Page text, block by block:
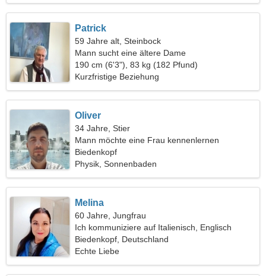
Patrick
59 Jahre alt, Steinbock
Mann sucht eine ältere Dame
190 cm (6'3"), 83 kg (182 Pfund)
Kurzfristige Beziehung
Oliver
34 Jahre, Stier
Mann möchte eine Frau kennenlernen
Biedenkopf
Physik, Sonnenbaden
Melina
60 Jahre, Jungfrau
Ich kommuniziere auf Italienisch, Englisch
Biedenkopf, Deutschland
Echte Liebe